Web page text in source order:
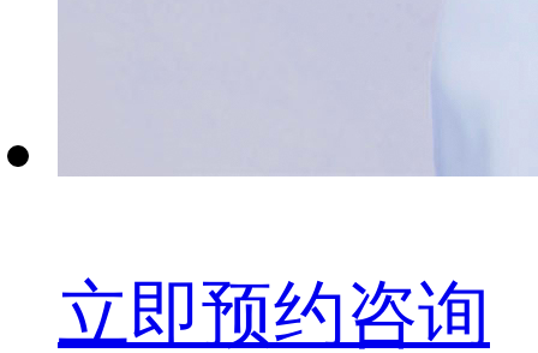
立即预约咨询